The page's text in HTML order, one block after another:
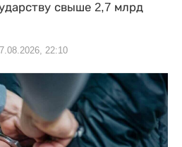
свыше 2,7 млрд
22:10